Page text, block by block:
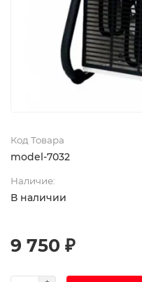
Код Товара
model-7032
Наличие:
В наличии
9 750 ₽